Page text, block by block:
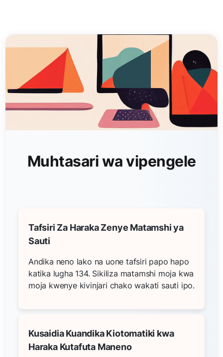
Muhtasari wa vipengele
Tafsiri Za Haraka Zenye Matamshi ya
Sauti
Andika neno lako na uone tafsiri papo hapo
katika lugha 134. Sikiliza matamshi moja kwa
moja kwenye kivinjari chako wakati sauti ipo.
Kusaidia Kuandika Kiotomatiki kwa
Haraka Kutafuta Maneno